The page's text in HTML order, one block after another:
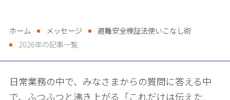
ホーム メッセージ
避難安全検証法使いこなし術
2026年の記事一覧
日常業務の中で、みなさまからの質問に答える中
で、ふつふつと沸き上がる「これだけは伝えた